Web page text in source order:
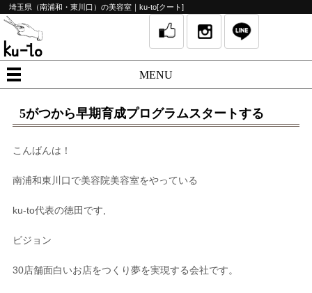
埼玉県（南浦和・東川口）の美容室｜ku-to[クート]
MENU
5がつから早期育成プログラムスタートする
こんばんは！
南浦和東川口で美容院美容室をやっている
ku-to代表の徳田です
ビジョン
30店舗面白いお店をつくり夢を実現する会社です。